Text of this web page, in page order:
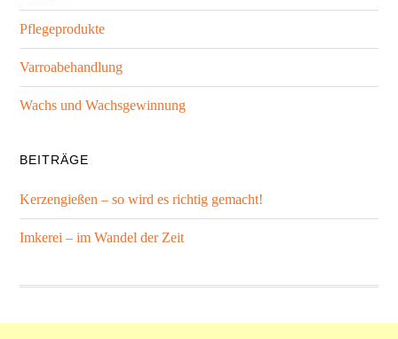
Pflegeprodukte
Varroabehandlung
Wachs und Wachsgewinnung
BEITRÄGE
Kerzengießen – so wird es richtig gemacht!
Imkerei – im Wandel der Zeit